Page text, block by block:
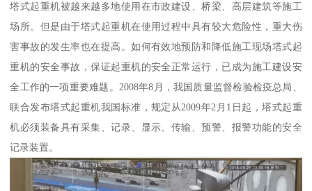
塔式起重机被越来越多地使用在市政建设、桥梁、高层建筑等施工
场所。但是由于塔式起重机在使用过程中具有较大危险性，重大伤
害事故的发生率也在提高。如何有效地预防和降低施工现场塔式起
重机的安全事故，保证起重机的安全正常运行，已成为施工建设安
全工作的一项重要难题。2008年8月，我国质量监督检验检疫总局、
联合发布塔式起重机我国标准，规定从2009年2月1日起，塔式起重
机必须装备具有采集、记录、显示、传输、预警、报警功能的安全
记录装置。